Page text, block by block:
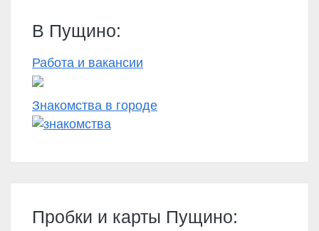
В Пущино:
Работа и вакансии
Знакомства в городе
Пробки и карты Пущино: